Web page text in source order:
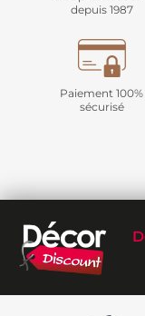
depuis 1987
Paiement 100%
sécurisé